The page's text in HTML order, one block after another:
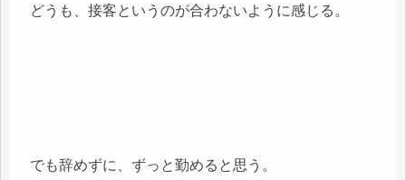
どうも、接客というのが合わないように感じる。
でも辞めずに、ずっと勤めると思う。